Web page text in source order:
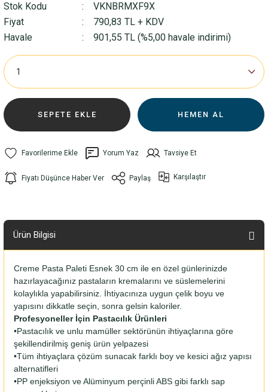
Stok Kodu
VKNBRMXF9X
Fiyat
790,83 TL + KDV
Havale
901,55 TL (%5,00 havale indirimi)
SEPETE EKLE HEMEN AL
Yorum Yaz Tavsiye Et
Fiyatı Düşünce Haber Ver Paylaş Karşılaştır
Ürün Bilgisi
Creme Pasta Paleti Esnek 30 cm ile en özel günlerinizde
hazırlayacağınız pastaların kremalarını ve süslemelerini
kolaylıkla yapabilirsiniz. İhtiyacınıza uygun çelik boyu ve
yapısını dikkatle seçin, sonra gelsin kaloriler.
Profesyoneller İçin Pastacılık Ürünleri
•Pastacılık ve unlu mamüller sektörünün ihtiyaçlarına göre
şekillendirilmiş geniş ürün yelpazesi
•Tüm ihtiyaçlara çözüm sunacak farklı boy ve kesici ağız yapısı
alternatifleri
•PP enjeksiyon ve Alüminyum perçinli ABS gibi farklı sap